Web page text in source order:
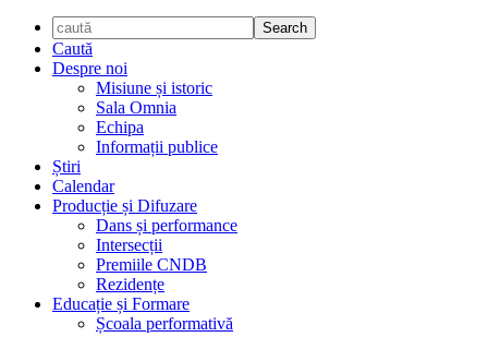
Caută
Despre noi
Misiune și istoric
Sala Omnia
Echipa
Informații publice
Știri
Calendar
Producție și Difuzare
Dans și performance
Intersecții
Premiile CNDB
Rezidențe
Educație și Formare
Școala performativă